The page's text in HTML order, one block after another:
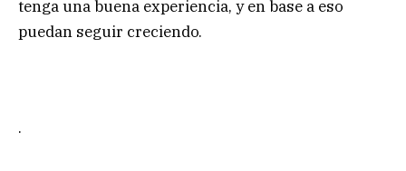
tenga una buena experiencia, y en base a eso
puedan seguir creciendo.
.